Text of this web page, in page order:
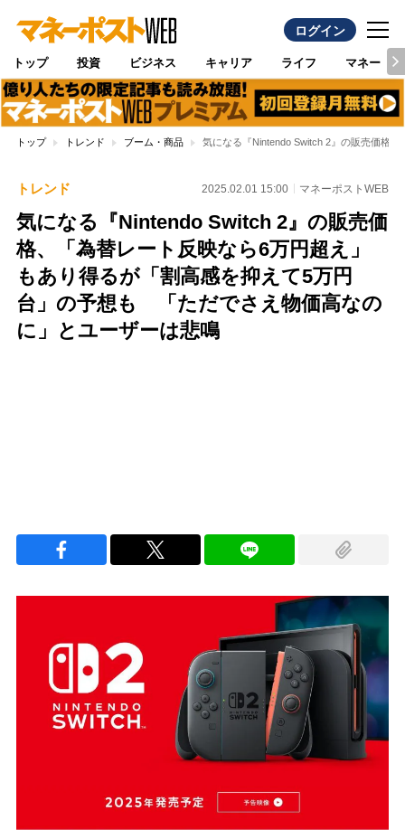
ログイン
トップ 投資 ビジネス キャリア ライフ マネー
トップ トレンド ブーム・商品 気になる『Nintendo Switch 2』の販売価格
トレンド 2025.02.01 15:00 マネーポストWEB
気になる『Nintendo Switch 2』の販売価
格、「為替レート反映なら6万円超え」
もあり得るが「割高感を抑えて5万円
台」の予想も 「ただでさえ物価高なの
に」とユーザーは悲鳴